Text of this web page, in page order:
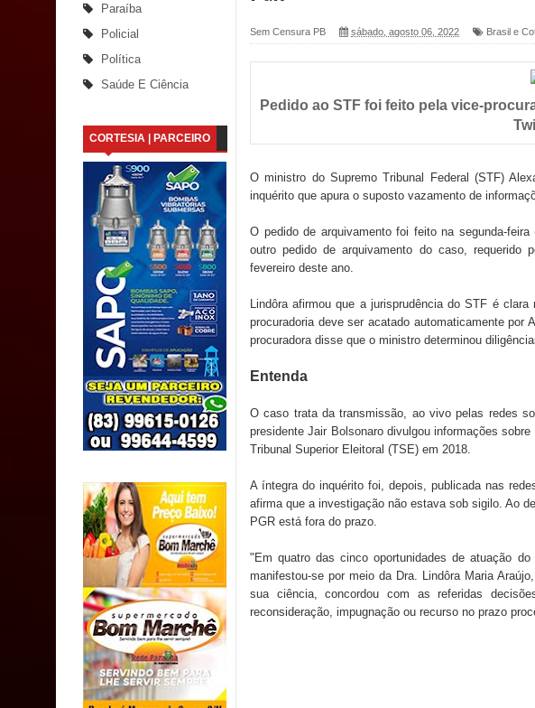
Saúde Bucal: Mais de 470 próteses dentárias já foram entregues pela
Caldas Brandão: Tradicional Festa de Santana 2026 será neste sábado
Nota de pesar: Câmara de Marí lamenta a morte da ex-vereadora Neta do
Prefeito Major Sidnei busca em Brasília recursos para nova Casa de
Denise Ribeiro toma posse no Diretório Nacional do PDT durante
Dois Gigantes da Poesia Paraibana inspiram a IV FEIRA LITERÁRIA DO
Vereador Davyd Matias reúne cerca de 200 lideranças em apoio à pré-
Assembleia Legislativa
Mari marca presença no maior evento de saúde pública do planeta com
SUS
MULUNGU: Servidora revela Perseguição na Gestão de Daniella Ribeiro e
população
Caldas Brandão: IPMCB responde questionamentos da vereadora
são referentes a débitos históricos
Paraíba
Policial
Política
Saúde E Ciência
CORTESIA | PARCEIRO
Sem Censura PB sábado, agosto 06, 2022 Brasil e
Pedido ao STF foi feito pela vice-
O ministro do Supremo Tribunal Federal (STF)
inquérito que apura o suposto vazamento de
O pedido de arquivamento foi feito na segunda-
outro pedido de arquivamento do caso, requerido
fevereiro deste ano.
Lindôra afirmou que a jurisprudência do STF é
procuradoria deve ser acatado automaticamente por
procuradora disse que o ministro determinou
Entenda
O caso trata da transmissão, ao vivo pelas redes
presidente Jair Bolsonaro divulgou informações
Tribunal Superior Eleitoral (TSE) em 2018.
A íntegra do inquérito foi, depois, publicada nas
afirma que a investigação não estava sob sigilo. Ao
PGR está fora do prazo.
"Em quatro das cinco oportunidades de atuação
manifestou-se por meio da Dra. Lindôra Maria
sua ciência, concordou com as referidas
reconsideração, impugnação ou recurso no prazo